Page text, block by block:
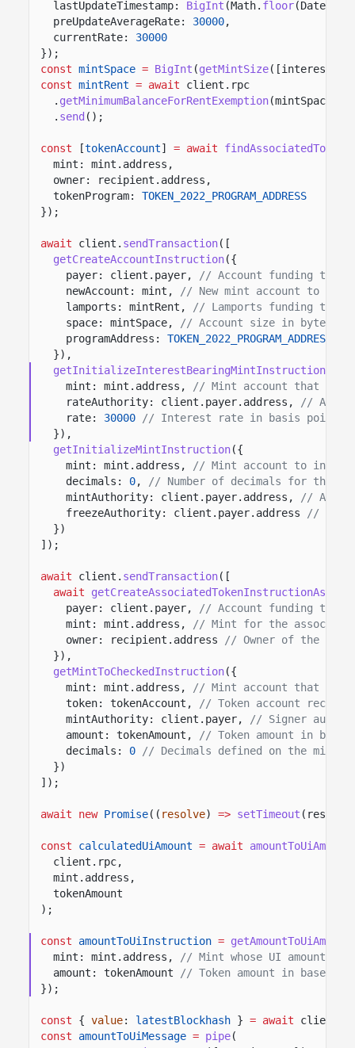
lastUpdateTimestamp:
BigInt (Math. floor(Date.
preUpdateAverageRate:
30000,
currentRate:
30000
});
const mintSpace = BigInt (getMintSize
const mintRent = await
client.rpc
. getMinimumBalanceForRentExemption(mintSpace)
. send ();
const [tokenAccount] = await
mint: mint.address,
owner: recipient.address,
tokenProgram:
TOKEN_2022_PROGRAM_ADDRESS
});
await client. sendTransaction([
getCreateAccountInstruction({
payer: client.payer,
// Account funding the
newAccount: mint,
// New mint account to
lamports: mintRent,
// Lamports funding the
space: mintSpace,
// Account size in bytes
programAddress:
TOKEN_2022_PROGRAM_ADDRESS
}),
getInitializeInterestBearingMintInstruction
mint: mint.address,
// Mint account that
rateAuthority: client.payer.address,
//
rate:
30000
// Interest rate in basis points.
}),
getInitializeMintInstruction({
mint: mint.address,
// Mint account to
decimals:
0,
// Number of decimals for the
mintAuthority: client.payer.address,
//
freezeAuthority: client.payer.address
//
})
]);
await client. sendTransaction([
await
getCreateAssociatedTokenInstructionAsync
payer: client.payer,
// Account funding the
mint: mint.address,
// Mint for the
owner: recipient.address
// Owner of the
}),
getMintToCheckedInstruction({
mint: mint.address,
// Mint account that
token: tokenAccount,
// Token account
mintAuthority: client.payer,
// Signer
amount: tokenAmount,
// Token amount in base
decimals:
0
// Decimals defined on the mint.
})
]);
await new Promise(( resolve) => setTimeout
const calculatedUiAmount = await
client.rpc,
mint.address,
tokenAmount
);
const amountToUiInstruction =
mint: mint.address,
// Mint whose UI amount
amount: tokenAmount
// Token amount in base
});
const { value: latestBlockhash } = await
const
amountToUiMessage = pipe(